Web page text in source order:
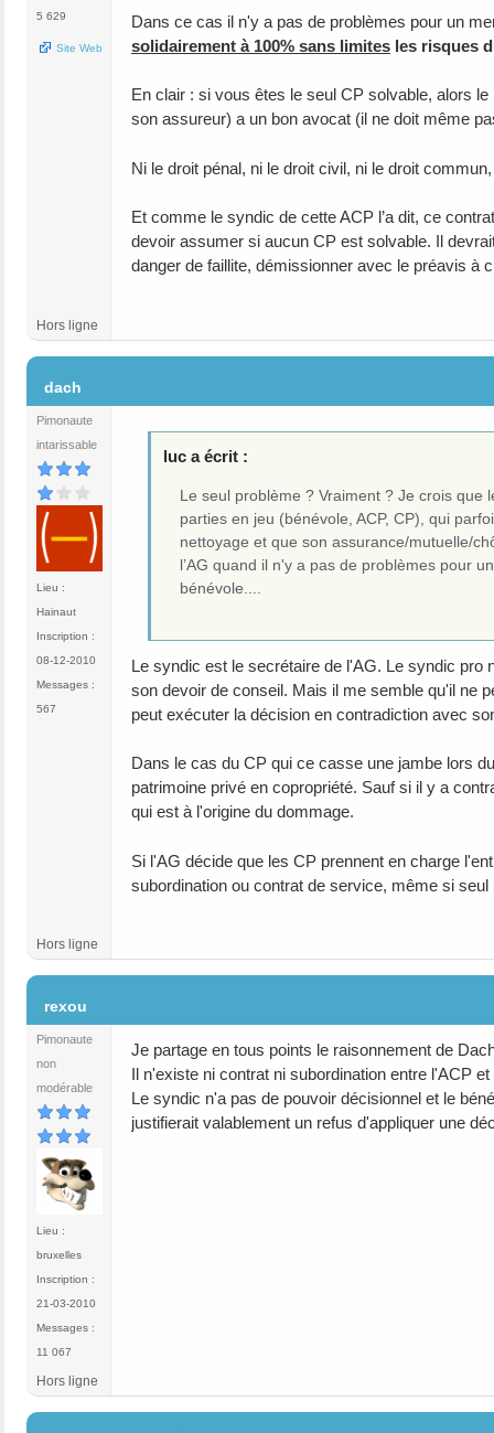
5 629
Site Web
Dans ce cas il n'y a pas de problèmes pour un
solidairement à 100% sans limites les risques
En clair : si vous êtes le seul CP solvable, alors
son assureur) a un bon avocat (il ne doit même
Ni le droit pénal, ni le droit civil, ni le droit
Et comme le syndic de cette ACP l’a dit, ce
devoir assumer si aucun CP est solvable. Il
danger de faillite, démissionner avec le préavis à
Hors ligne
dach
Pimonaute
intarissable
Lieu :
Hainaut
Inscription :
08-12-2010
Messages :
567
luc a écrit :
Le seul problème ? Vraiment ? Je crois
parties en jeu (bénévole, ACP, CP), qui
nettoyage et que son assurance/mutuelle/
l’AG quand il n'y a pas de problèmes pour
bénévole....
Le syndic est le secrétaire de l'AG. Le syndic pro
son devoir de conseil. Mais il me semble qu'il ne
peut exécuter la décision en contradiction avec
Dans le cas du CP qui ce casse une jambe lors
patrimoine privé en copropriété. Sauf si il y a
qui est à l'origine du dommage.
Si l'AG décide que les CP prennent en charge
subordination ou contrat de service, même si
Hors ligne
rexou
Pimonaute
non
modérable
Lieu :
bruxelles
Inscription :
21-03-2010
Messages :
11 067
Je partage en tous points le raisonnement de
Il n'existe ni contrat ni subordination entre l'ACP
Le syndic n'a pas de pouvoir décisionnel et le
justifierait valablement un refus d'appliquer une
Hors ligne